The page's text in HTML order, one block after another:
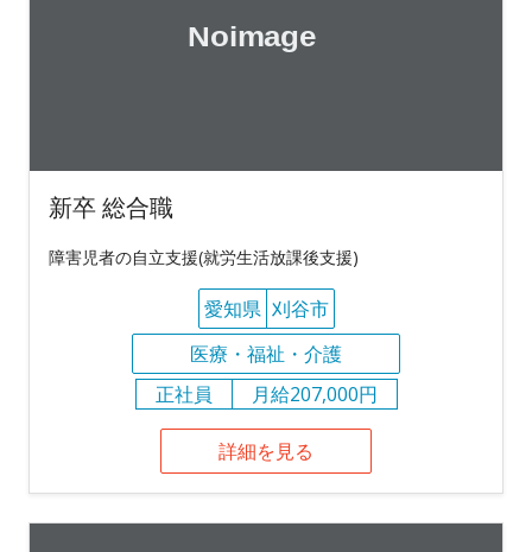
新卒 総合職
障害児者の自立支援(就労生活放課後支援)
愛知県 刈谷市
医療・福祉・介護
正社員
月給207,000円
詳細を見る